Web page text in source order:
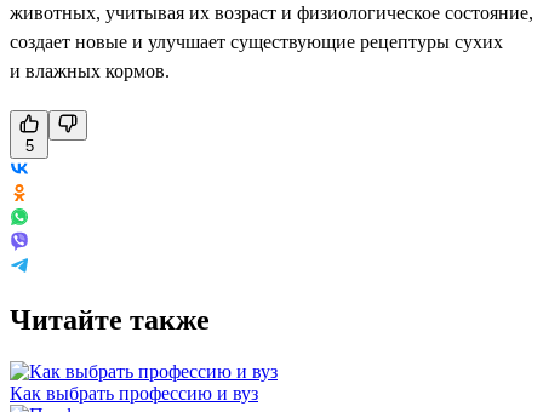
животных, учитывая их возраст и физиологическое состояние,
создает новые и улучшает существующие рецептуры сухих
и влажных кормов.
5
Читайте также
Как выбрать профессию и вуз